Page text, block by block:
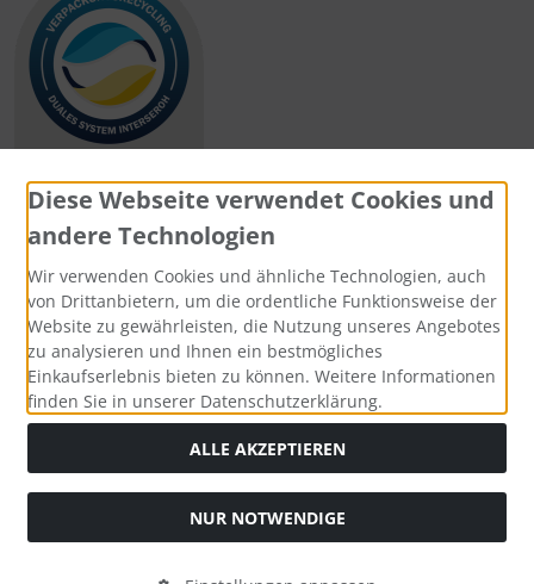
Zahlungsmethoden
Social Media
Widerrufsformular
Diese Webseite verwendet Cookies und
andere Technologien
Wir verwenden Cookies und ähnliche Technologien, auch
von Drittanbietern, um die ordentliche Funktionsweise der
Website zu gewährleisten, die Nutzung unseres Angebotes
zu analysieren und Ihnen ein bestmögliches
Einkaufserlebnis bieten zu können. Weitere Informationen
finden Sie in unserer Datenschutzerklärung.
ALLE AKZEPTIEREN
NUR NOTWENDIGE